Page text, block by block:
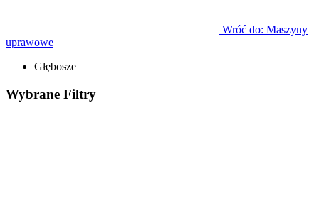
Wróć do: Maszyny
uprawowe
Głębosze
Wybrane Filtry